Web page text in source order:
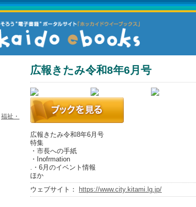
福祉・
広報きたみ令和8年6月号
広報きたみ令和8年6月号
特集
・市長への手紙
・Inofrmation
.・6月のイベント情報
ほか
ウェブサイト： https://www.city.kitami.lg.jp/